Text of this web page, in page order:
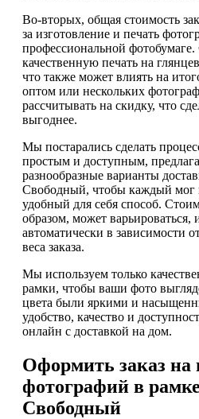
Во-вторых, общая стоимость
за изготовление и печать
профессиональной
качественную печать на
что также может влиять на
оптом или нескольких
рассчитывать на скидку, что
выгоднее.
Мы постарались сделать
простым и доступным,
разнообразные варианты
Свободный, чтобы каждый мог
удобный для себя способ.
образом, может варьироваться,
автоматически в зависимости
веса заказа.
Мы используем только
рамки, чтобы ваши фото
цвета были яркими и
удобство, качество и
онлайн с доставкой на дом.
Оформить заказ на
фотографий в
Свободный